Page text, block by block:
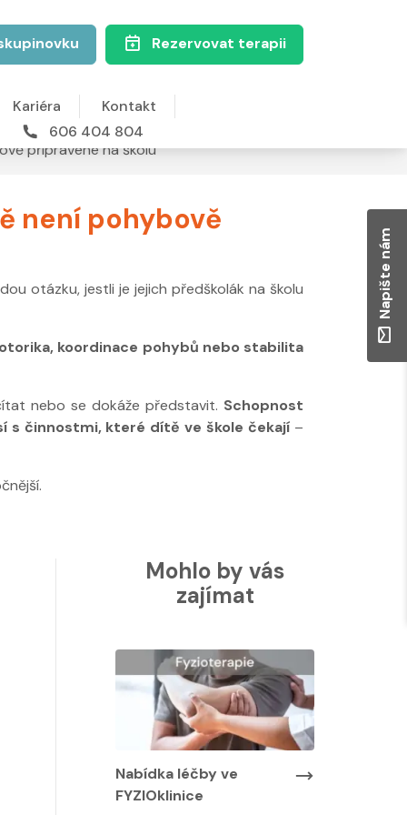
Rezervovat terapii
Kariéra
Kontakt
606 404 804
připravené na školu
není pohybově
otázku, jestli je jejich předškolák na školu
koordinace pohybů nebo stabilita
nebo se dokáže představit. Schopnost
s činnostmi, které dítě ve škole čekají –
Mohlo by vás
zajímat
Nabídka léčby ve
Napište nám